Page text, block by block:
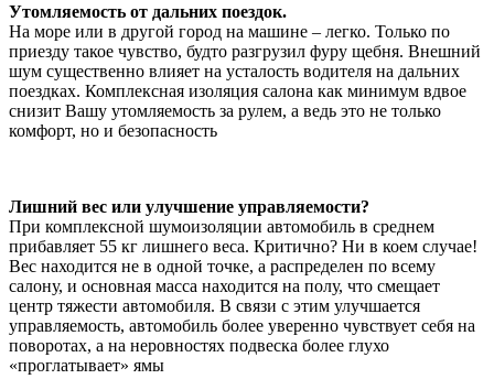
Утомляемость от дальних поездок.
На море или в другой город на машине – легко. Только по
приезду такое чувство, будто разгрузил фуру щебня. Внешний
шум существенно влияет на усталость водителя на дальних
поездках. Комплексная изоляция салона как минимум вдвое
снизит Вашу утомляемость за рулем, а ведь это не только
комфорт, но и безопасность
Лишний вес или улучшение управляемости?
При комплексной шумоизоляции автомобиль в среднем
прибавляет 55 кг лишнего веса. Критично? Ни в коем случае!
Вес находится не в одной точке, а распределен по всему
салону, и основная масса находится на полу, что смещает
центр тяжести автомобиля. В связи с этим улучшается
управляемость, автомобиль более уверенно чувствует себя на
поворотах, а на неровностях подвеска более глухо
«проглатывает» ямы